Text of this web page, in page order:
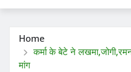
Home
कर्मा के बेटे ने
मांग